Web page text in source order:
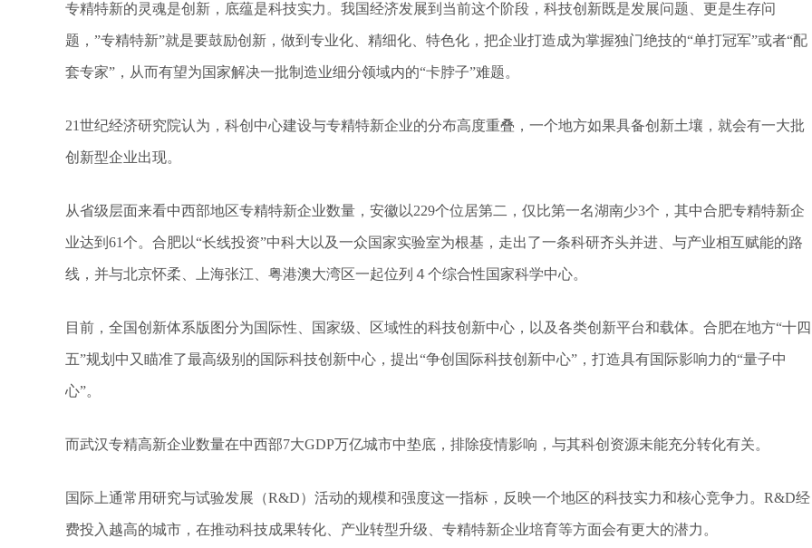
专精特新的灵魂是创新，底蕴是科技实力。我国经济发展到当前这个阶段，科技创新既是发展问题、更是生存问
题，”专精特新”就是要鼓励创新，做到专业化、精细化、特色化，把企业打造成为掌握独门绝技的“单打冠军”或者“配
套专家”，从而有望为国家解决一批制造业细分领域内的“卡脖子”难题。
21世纪经济研究院认为，科创中心建设与专精特新企业的分布高度重叠，一个地方如果具备创新土壤，就会有一大批
创新型企业出现。
从省级层面来看中西部地区专精特新企业数量，安徽以229个位居第二，仅比第一名湖南少3个，其中合肥专精特新企
业达到61个。合肥以“长线投资”中科大以及一众国家实验室为根基，走出了一条科研齐头并进、与产业相互赋能的路
线，并与北京怀柔、上海张江、粤港澳大湾区一起位列４个综合性国家科学中心。
目前，全国创新体系版图分为国际性、国家级、区域性的科技创新中心，以及各类创新平台和载体。合肥在地方“十四
五”规划中又瞄准了最高级别的国际科技创新中心，提出“争创国际科技创新中心”，打造具有国际影响力的“量子中
心”。
而武汉专精高新企业数量在中西部7大GDP万亿城市中垫底，排除疫情影响，与其科创资源未能充分转化有关。
国际上通常用研究与试验发展（R&D）活动的规模和强度这一指标，反映一个地区的科技实力和核心竞争力。R&D经
费投入越高的城市，在推动科技成果转化、产业转型升级、专精特新企业培育等方面会有更大的潜力。